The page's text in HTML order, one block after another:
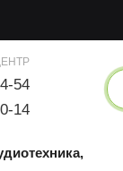
54
14